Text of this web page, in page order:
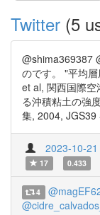
Twitter (5
@shima369387
のです。 "平均
et al, 関西国際空
る沖積粘土の強
集, 2004,
2023-10-
17
0.433
4
@cidre_calvados_